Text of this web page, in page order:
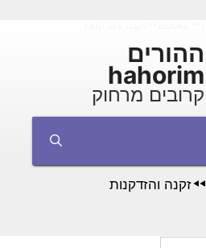
ההורים
hahorim
קרובים מרחוק
◄◄ זקנה והזדקנות